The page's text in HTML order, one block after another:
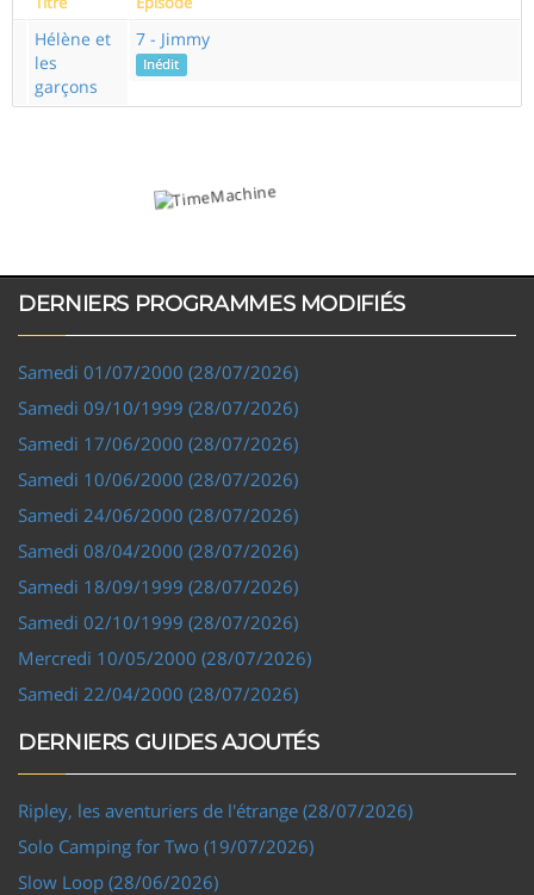
Hélène et
les
garçons
7 - Jimmy
Inédit
DERNIERS PROGRAMMES MODIFIÉS
Samedi 01/07/2000 (28/07/2026)
Samedi 09/10/1999 (28/07/2026)
Samedi 17/06/2000 (28/07/2026)
Samedi 10/06/2000 (28/07/2026)
Samedi 24/06/2000 (28/07/2026)
Samedi 08/04/2000 (28/07/2026)
Samedi 18/09/1999 (28/07/2026)
Samedi 02/10/1999 (28/07/2026)
Mercredi 10/05/2000 (28/07/2026)
Samedi 22/04/2000 (28/07/2026)
DERNIERS GUIDES AJOUTÉS
Ripley, les aventuriers de l'étrange (28/07/2026)
Solo Camping for Two (19/07/2026)
Slow Loop (28/06/2026)